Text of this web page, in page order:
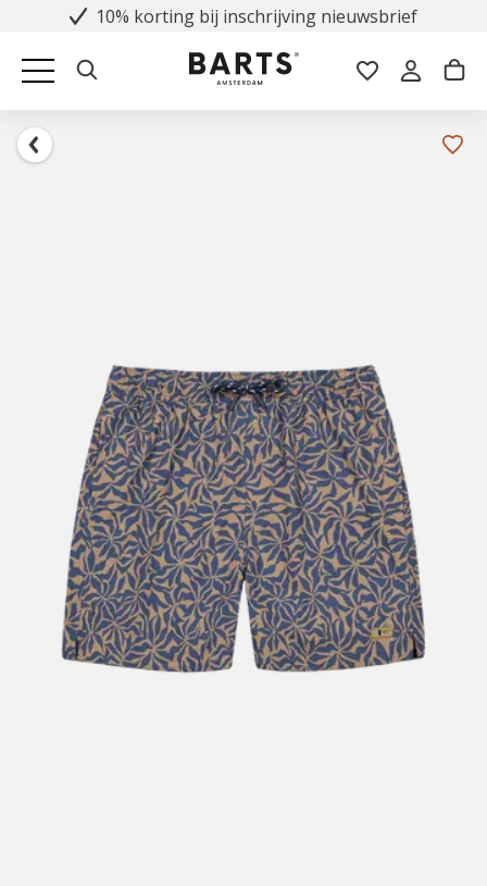
10% korting bij inschrijving nieuwsbrief